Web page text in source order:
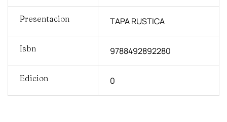
Presentacion TAPA RUSTICA
Isbn 9788492892280
Edicion 0